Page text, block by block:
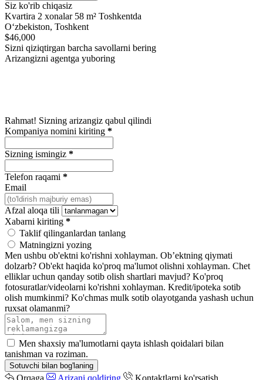
Siz ko'rib chiqasiz
Kvartira 2 xonalar 58 m² Toshkentda
Oʻzbekiston, Toshkent
$46,000
Sizni qiziqtirgan barcha savollarni bering
Arizangizni agentga yuboring
Rahmat! Sizning arizangiz qabul qilindi
Kompaniya nomini kiriting *
Sizning ismingiz *
Telefon raqami *
Email
Afzal aloqa tili
Xabarni kiriting *
Taklif qilinganlardan tanlang
Matningizni yozing
Men ushbu ob'ektni ko'rishni xohlayman. Ob’ektning qiymati
dolzarb? Ob'ekt haqida ko'proq ma'lumot olishni xohlayman. Chet
elliklar uchun qanday sotib olish shartlari mavjud? Ko'proq
fotosuratlar/videolarni ko'rishni xohlayman. Kredit/ipoteka sotib
olish mumkinmi? Ko'chmas mulk sotib olayotganda yashash uchun
ruxsat olamanmi?
Men shaxsiy ma'lumotlarni qayta ishlash qoidalari bilan
tanishman va roziman.
Sotuvchi bilan bog'laning